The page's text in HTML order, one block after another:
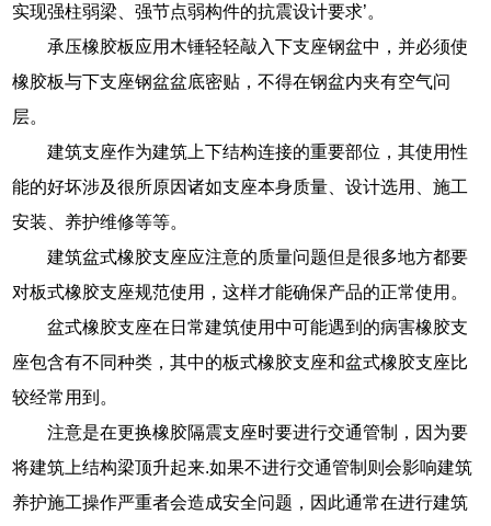
实现强柱弱梁、强节点弱构件的抗震设计要求’。
承压橡胶板应用木锤轻轻敲入下支座钢盆中，并必须使
橡胶板与下支座钢盆盆底密贴，不得在钢盆内夹有空气问
层。
建筑支座作为建筑上下结构连接的重要部位，其使用性
能的好坏涉及很所原因诸如支座本身质量、设计选用、施工
安装、养护维修等等。
建筑盆式橡胶支座应注意的质量问题但是很多地方都要
对板式橡胶支座规范使用，这样才能确保产品的正常使用。
盆式橡胶支座在日常建筑使用中可能遇到的病害橡胶支
座包含有不同种类，其中的板式橡胶支座和盆式橡胶支座比
较经常用到。
注意是在更换橡胶隔震支座时要进行交通管制，因为要
将建筑上结构梁顶升起来.如果不进行交通管制则会影响建筑
养护施工操作严重者会造成安全问题，因此通常在进行建筑